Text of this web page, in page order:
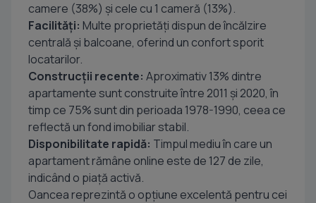
camere (38%) și cele cu 1 cameră (13%).
Facilități: Multe proprietăți dispun de încălzire
centrală și balcoane, oferind un confort sporit
locatarilor.
Construcții recente: Aproximativ 13% dintre
apartamente sunt construite între 2011 și 2020, în
timp ce 75% sunt din perioada 1978-1990, ceea ce
reflectă un fond imobiliar stabil.
Disponibilitate rapidă: Timpul mediu în care un
apartament rămâne online este de 127 de zile,
indicând o piață activă.
Oancea reprezintă o opțiune excelentă pentru cei